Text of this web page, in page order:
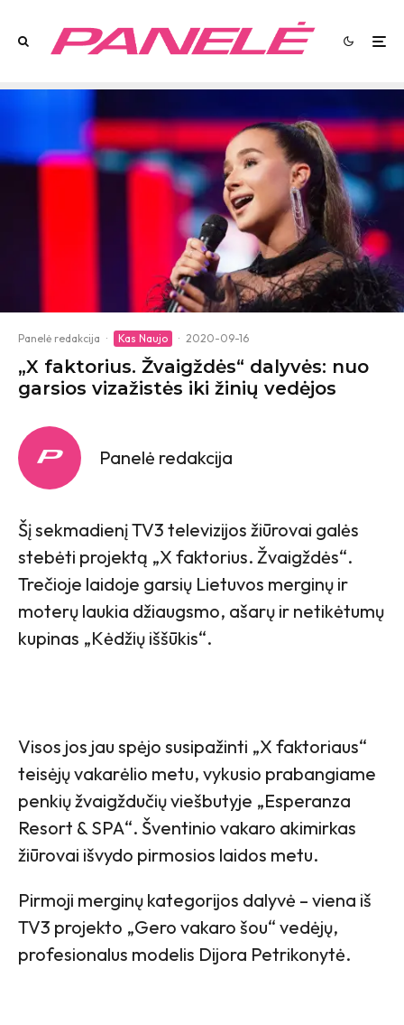
Panelė redakcija · Kas Naujo · 2020-09-16
„X faktorius. Žvaigždės“ dalyvės: nuo
garsios vizažistės iki žinių vedėjos
Panelė redakcija
Šį sekmadienį TV3 televizijos žiūrovai galės
stebėti projektą „X faktorius. Žvaigždės“.
Trečioje laidoje garsių Lietuvos merginų ir
moterų laukia džiaugsmo, ašarų ir netikėtumų
kupinas „Kėdžių iššūkis“.
Visos jos jau spėjo susipažinti „X faktoriaus“
teisėjų vakarėlio metu, vykusio prabangiame
penkių žvaigždučių viešbutyje „Esperanza
Resort & SPA“. Šventinio vakaro akimirkas
žiūrovai išvydo pirmosios laidos metu.
Pirmoji merginų kategorijos dalyvė – viena iš
TV3 projekto „Gero vakaro šou“ vedėjų,
profesionalus modelis Dijora Petrikonytė.